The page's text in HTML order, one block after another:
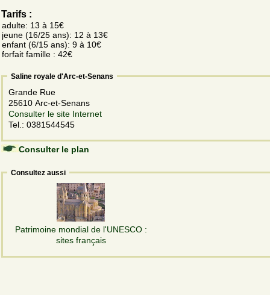
Tarifs :
adulte: 13 à 15€
jeune (16/25 ans): 12 à 13€
enfant (6/15 ans): 9 à 10€
forfait famille : 42€
Saline royale d'Arc-et-Senans
Grande Rue
25610 Arc-et-Senans
Consulter le site Internet
Tel.: 0381544545
Consulter le plan
Consultez aussi
Patrimoine mondial de l'UNESCO :
sites français